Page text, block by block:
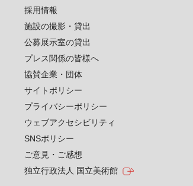
採用情報
施設の撮影・貸出
公募展示室の貸出
プレス関係の皆様へ
協賛企業・団体
サイトポリシー
プライバシーポリシー
ウェブアクセシビリティ
SNSポリシー
ご意見・ご感想
独立行政法人 国立美術館